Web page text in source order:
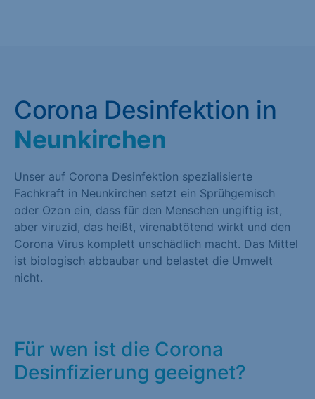
Corona Desinfektion in
Neunkirchen
Unser auf Corona Desinfektion spezialisierte
Fachkraft in Neunkirchen setzt ein Sprühgemisch
oder Ozon ein, dass für den Menschen ungiftig ist,
aber viruzid, das heißt, virenabtötend wirkt und den
Corona Virus komplett unschädlich macht. Das Mittel
ist biologisch abbaubar und belastet die Umwelt
nicht.
Für wen ist die Corona
Desinfizierung geeignet?